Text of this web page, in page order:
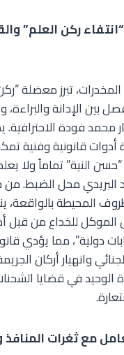
ركن العلم”
تبرز معضلة
بين الإدانة والبراءة،
محمد فودة الاحترافية.
قانونية وفنية
النية” تماماً ولا
البريدي محل الضبط. من
المحيطة بالواقعة،
الموكل للخداع من قبل
دولية”، مما يؤدي
وانهيار أركان
الوحيد في قضايا
مع ثغرات